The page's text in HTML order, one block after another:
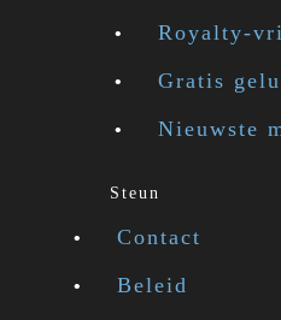
Royalty-
Gratis
Nieuwste
Steun
Contact
Beleid